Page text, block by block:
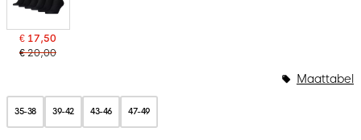
€ 17,50
€ 20,00
35-38 39-42 43-46 47-49
Maattabel